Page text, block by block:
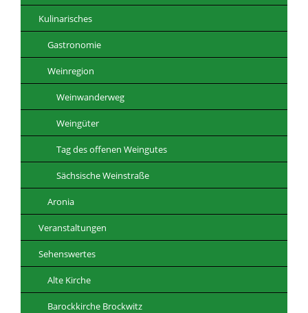
Kulinarisches
Gastronomie
Weinregion
Weinwanderweg
Weingüter
Tag des offenen Weingutes
Sächsische Weinstraße
Aronia
Veranstaltungen
Sehenswertes
Alte Kirche
Barockkirche Brockwitz